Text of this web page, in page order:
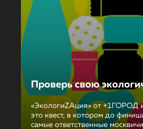
Проверь свою
«ЭкологиZAция» от +1ГОРОД
это квест, в котором до
самые ответственные москвичи